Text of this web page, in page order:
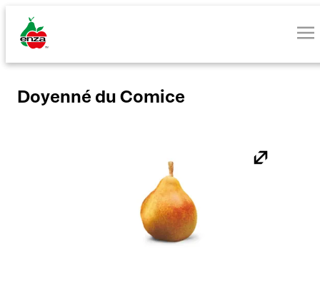
Doyenné du Comice